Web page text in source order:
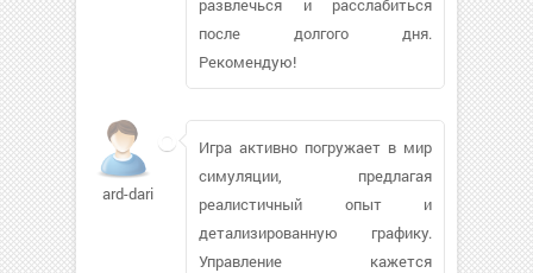
развлечься и расслабиться
после долгого дня.
Рекомендую!
ard-dari
Игра активно погружает в мир
симуляции, предлагая
реалистичный опыт и
детализированную графику.
Управление кажется